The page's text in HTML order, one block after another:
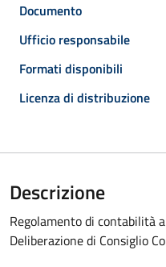
Documento
Ufficio responsabile
Formati disponibili
Licenza di distribuzione
Descrizione
Regolamento di contabilità
Deliberazione di Consiglio